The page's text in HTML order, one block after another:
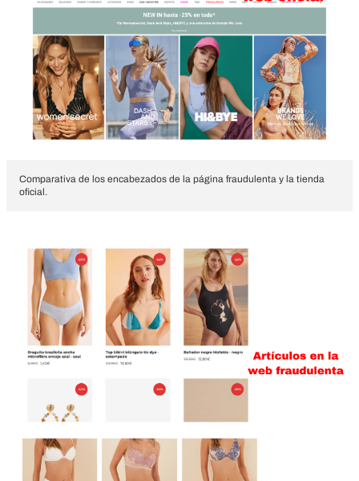
Comparativa de los encabezados de la página fraudulenta y la tienda
oficial.